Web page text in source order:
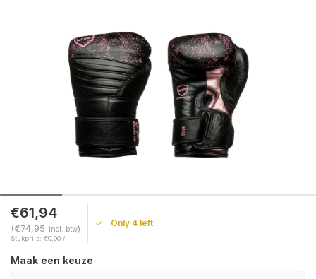
€61,94
(€74,95 Incl. btw)
Stukprijs: €0,00 /
Only 4 left
Maak een keuze